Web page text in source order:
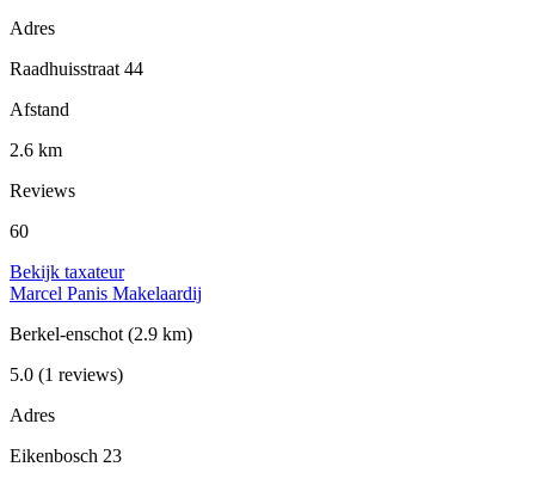
Adres
Raadhuisstraat 44
Afstand
2.6 km
Reviews
60
Bekijk taxateur
Marcel Panis Makelaardij
Berkel-enschot (2.9 km)
5.0 (1 reviews)
Adres
Eikenbosch 23